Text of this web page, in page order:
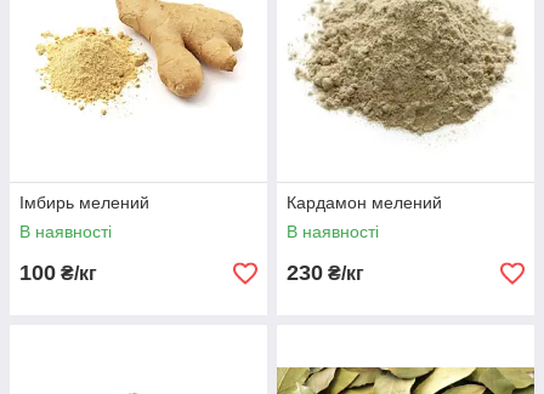
Імбирь мелений
В наявності
100 ₴/кг
Кардамон мелений
В наявності
230 ₴/кг